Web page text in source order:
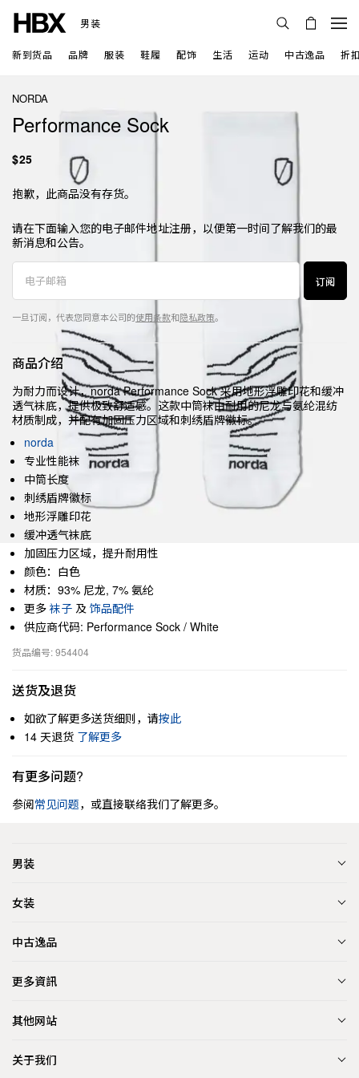
男装
新到货品 品牌 服装 鞋履 配饰 生活 运动 中古逸品 折
NORDA
Performance Sock
$25
抱歉，此商品没有存货。
请在下面输入您的电子邮件地址注册，以便第一时间了解我们的最
新消息和公告。
订阅
一旦订阅，代表您同意本公司的使用条款和隐私政策。
商品介绍
为耐力而设计，norda Performance Sock 采用地形浮雕印花和缓冲
透气袜底，提供极致舒适感。这款中筒袜由耐用的尼龙与氨纶混纺
材质制成，并配有加固压力区域和刺绣盾牌徽标。
norda
专业性能袜
中筒长度
刺绣盾牌徽标
地形浮雕印花
缓冲透气袜底
加固压力区域，提升耐用性
颜色：白色
材质：93% 尼龙, 7% 氨纶
更多 袜子 及 饰品配件
供应商代码: Performance Sock / White
货品编号: 954404
送货及退货
如欲了解更多送货细则，请按此
14 天退货 了解更多
有更多问题?
参阅常见问题，或直接联络我们了解更多。
男装
女装
中古逸品
更多資訊
其他网站
关于我们